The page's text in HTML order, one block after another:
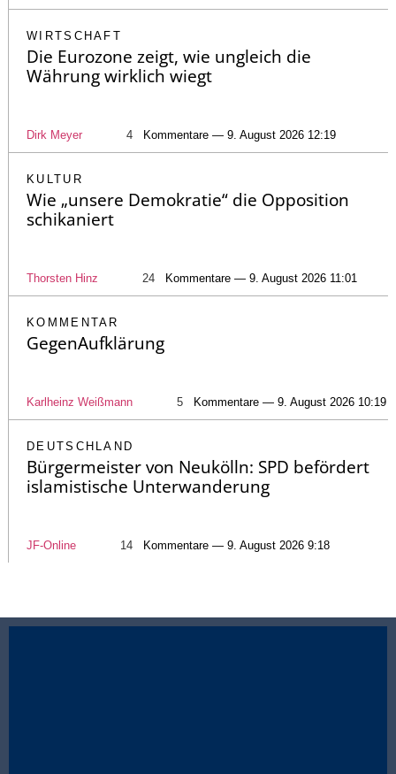
WIRTSCHAFT
Die Eurozone zeigt, wie ungleich die
Währung wirklich wiegt
Dirk Meyer 4 Kommentare — 9. August 2026 12:19
KULTUR
Wie „unsere Demokratie“ die Opposition
schikaniert
Thorsten Hinz 24 Kommentare — 9. August 2026 11:01
KOMMENTAR
GegenAufklärung
Karlheinz Weißmann 5 Kommentare — 9. August 2026 10:19
DEUTSCHLAND
Bürgermeister von Neukölln: SPD befördert
islamistische Unterwanderung
JF-Online 14 Kommentare — 9. August 2026 9:18